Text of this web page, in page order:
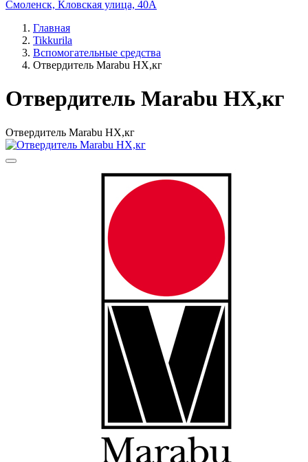
Смоленск, Кловская улица, 40А
Главная
Tikkurila
Вспомогательные средства
Отвердитель Marabu HX,кг
Отвердитель Marabu HX,кг
Отвердитель Marabu HX,кг